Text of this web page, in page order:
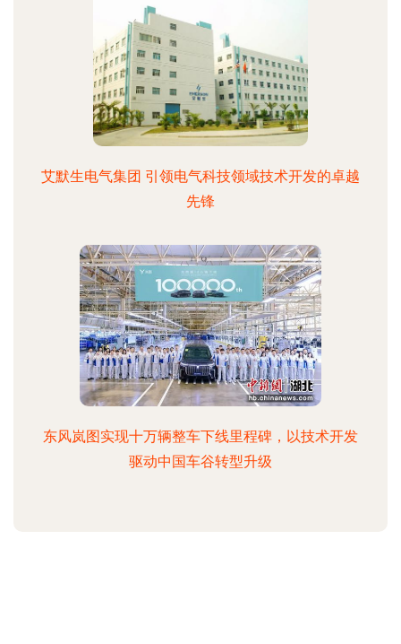
艾默生电气集团 引领电气科技领域技术开发的卓越
先锋
东风岚图实现十万辆整车下线里程碑，以技术开发
驱动中国车谷转型升级